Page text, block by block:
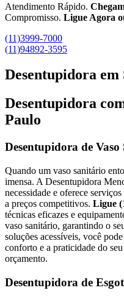
Atendimento Rápido.
Compromisso. Ligue Agora
(11)3999-7000
(11)94892-3595
Desentupidora em
Desentupidora
Paulo
Desentupidora de
Quando um vaso sanitário
imensa. A Desentupidora
necessidade e oferece
a preços competitivos. Ligue
técnicas eficazes e
vaso sanitário, garantindo o
soluções acessíveis, você
conforto e a praticidade do
orçamento.
Desentupidora de